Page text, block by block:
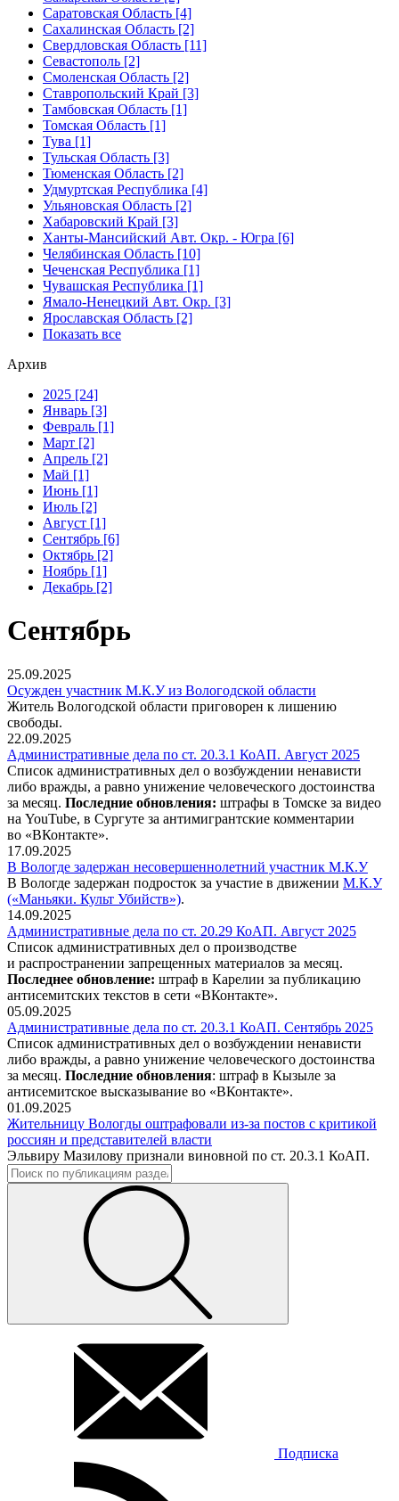
Саратовская Область [4]
Сахалинская Область [2]
Свердловская Область [11]
Севастополь [2]
Смоленская Область [2]
Ставропольский Край [3]
Тамбовская Область [1]
Томская Область [1]
Тува [1]
Тульская Область [3]
Тюменская Область [2]
Удмуртская Республика [4]
Ульяновская Область [2]
Хабаровский Край [3]
Ханты-Мансийский Авт. Окр. - Югра [6]
Челябинская Область [10]
Чеченская Республика [1]
Чувашская Республика [1]
Ямало-Ненецкий Авт. Окр. [3]
Ярославская Область [2]
Показать все
Архив
2025 [24]
Январь [3]
Февраль [1]
Март [2]
Апрель [2]
Май [1]
Июнь [1]
Июль [2]
Август [1]
Сентябрь [6]
Октябрь [2]
Ноябрь [1]
Декабрь [2]
Сентябрь
25.09.2025
Осужден участник М.К.У из Вологодской области
Житель Вологодской области приговорен к лишению
свободы.
22.09.2025
Административные дела по ст. 20.3.1 КоАП. Август 2025
Список административных дел о возбуждении ненависти
либо вражды, а равно унижение человеческого достоинства
за месяц. Последние обновления: штрафы в Томске за видео
на YouTube, в Сургуте за антимигрантские комментарии
во «ВКонтакте».
17.09.2025
В Вологде задержан несовершеннолетний участник М.К.У
В Вологде задержан подросток за участие в движении М.К.У
(«Маньяки. Культ Убийств»).
14.09.2025
Административные дела по ст. 20.29 КоАП. Август 2025
Список административных дел о производстве
и распространении запрещенных материалов за месяц.
Последнее обновление: штраф в Карелии за публикацию
антисемитских текстов в сети «ВКонтакте».
05.09.2025
Административные дела по ст. 20.3.1 КоАП. Сентябрь 2025
Список административных дел о возбуждении ненависти
либо вражды, а равно унижение человеческого достоинства
за месяц. Последние обновления: штраф в Кызыле за
антисемитское высказывание во «ВКонтакте».
01.09.2025
Жительницу Вологды оштрафовали из-за постов с критикой
россиян и представителей власти
Эльвиру Мазилову признали виновной по ст. 20.3.1 КоАП.
Подписка